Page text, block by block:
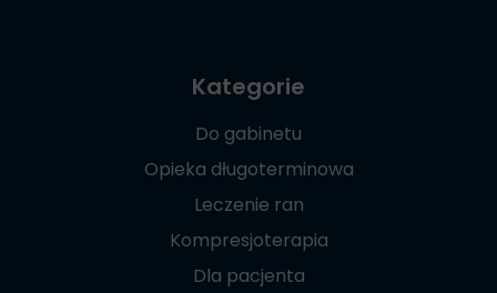
Kategorie
Do gabinetu
Opieka długoterminowa
Leczenie ran
Kompresjoterapia
Dla pacjenta